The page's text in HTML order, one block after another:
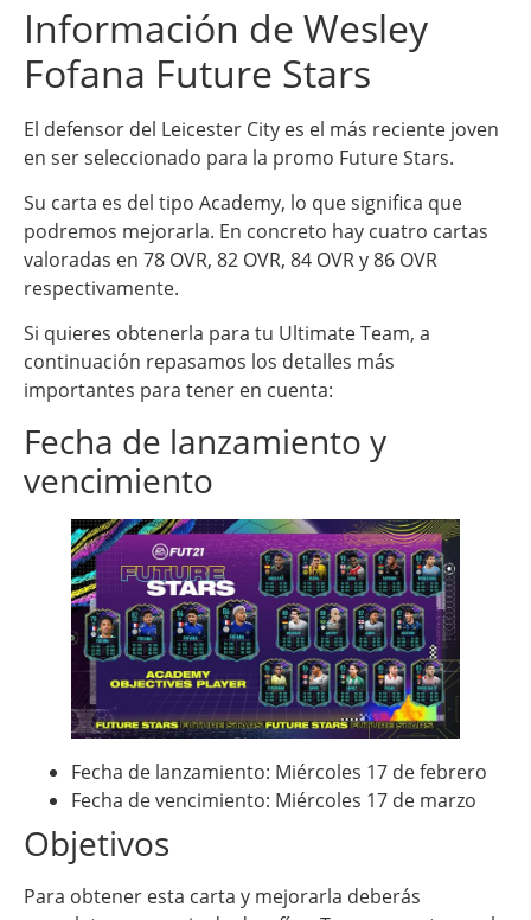
Información de Wesley
Fofana Future Stars
El defensor del Leicester City es el más reciente joven
en ser seleccionado para la promo Future Stars.
Su carta es del tipo Academy, lo que significa que
podremos mejorarla. En concreto hay cuatro cartas
valoradas en 78 OVR, 82 OVR, 84 OVR y 86 OVR
respectivamente.
Si quieres obtenerla para tu Ultimate Team, a
continuación repasamos los detalles más
importantes para tener en cuenta:
Fecha de lanzamiento y
vencimiento
Fecha de lanzamiento: Miércoles 17 de febrero
Fecha de vencimiento: Miércoles 17 de marzo
Objetivos
Para obtener esta carta y mejorarla deberás